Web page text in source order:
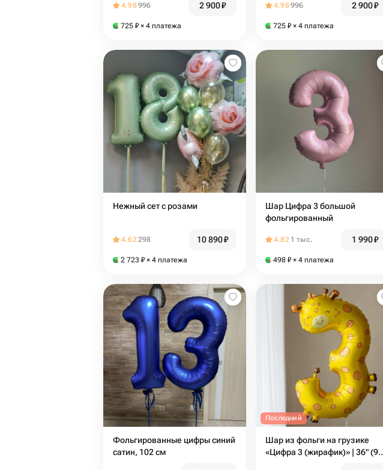
4.98996 2 900₽
725 ₽ × 4 платежа
4.98996 2 900₽
725 ₽ × 4 платежа
Нежный сет с розами
4.62298 10 890₽
2 723 ₽ × 4 платежа
Шар Цифра 3 большой
фольгированный
4.82 1 тыс. 1 990₽
498 ₽ × 4 платежа
Фольгированные цифры синий
сатин, 102 см
Последний
Шар из фольги на грузике
«Цифра 3 (жирафик)» | 36" (90